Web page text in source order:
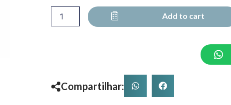
Add to cart
Compartilhar: